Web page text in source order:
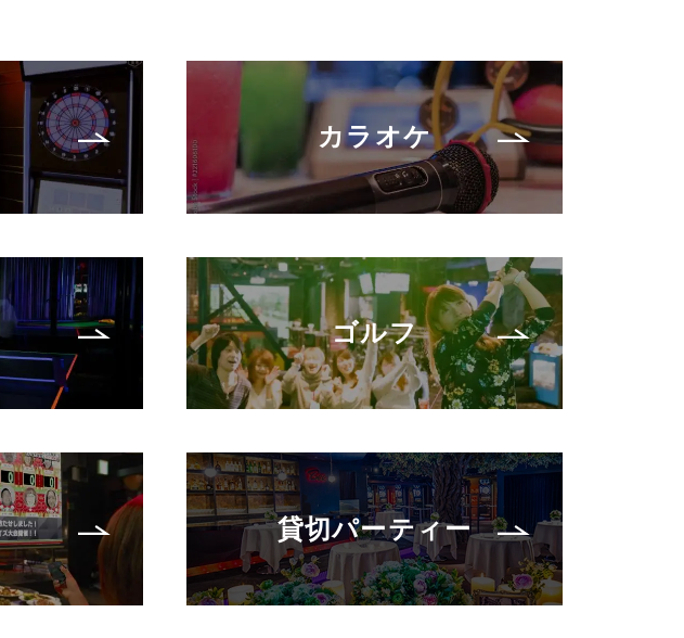
カラオケ
ゴルフ
貸切パーティー